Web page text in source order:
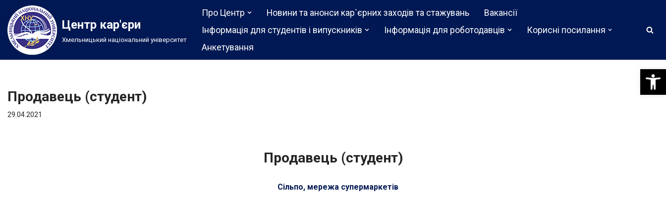
Перейти
до
вмісту
Центр кар'єри
Хмельницький національний університет
Про Центр Новини та анонси кар`єрних заходів та стажувань
Вакансії
Інформація для студентів і випускників
Інформація для роботодавців
Корисні посилання
Анкетування
Продавець (студент)
29.04.2021
Продавець (студент)
Сільпо, мережа супермаркетів